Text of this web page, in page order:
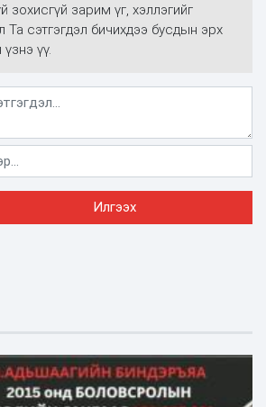
зохисгүй зарим үг, хэллэгийг
Та сэтгэгдэл бичихдээ бусдын эрх
үзнэ үү.